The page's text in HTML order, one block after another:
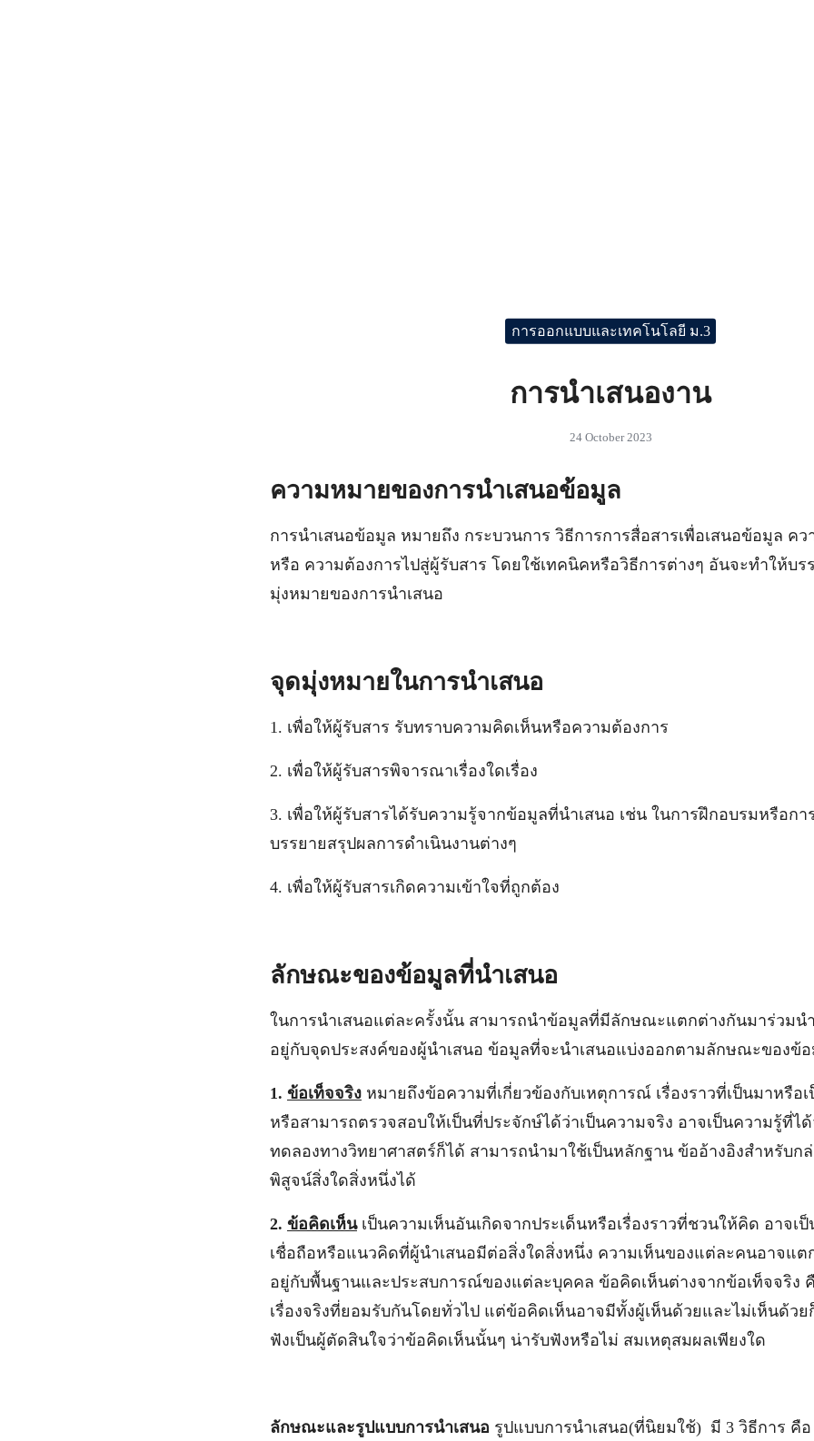
การออกแบบและเทคโนโลยี ม.3
การนำเสนองาน
24 October 2023
ความหมายของการนำเสนอข้อมูล
การนำเสนอข้อมูล หมายถึง กระบวนการ วิธีการการสื่อสารเพื่อเสนอข้อมูล ค
หรือ ความต้องการไปสู่ผู้รับสาร โดยใช้เทคนิคหรือวิธีการต่างๆ อันจะทำให้บร
มุ่งหมายของการนำเสนอ
จุดมุ่งหมายในการนำเสนอ
1. เพื่อให้ผู้รับสาร รับทราบความคิดเห็นหรือความต้องการ
2. เพื่อให้ผู้รับสารพิจารณาเรื่องใดเรื่อง
3. เพื่อให้ผู้รับสารได้รับความรู้จากข้อมูลที่นำเสนอ เช่น ในการฝึกอบรมหรือก
บรรยายสรุปผลการดำเนินงานต่างๆ
4. เพื่อให้ผู้รับสารเกิดความเข้าใจที่ถูกต้อง
ลักษณะของข้อมูลที่นำเสนอ
ในการนำเสนอแต่ละครั้งนั้น สามารถนำข้อมูลที่มีลักษณะแตกต่างกันมาร่วมน
อยู่กับจุดประสงค์ของผู้นำเสนอ ข้อมูลที่จะนำเสนอแบ่งออกตามลักษณะของข้
1. ข้อเท็จจริง หมายถึงข้อความที่เกี่ยวข้องกับเหตุการณ์ เรื่องราวที่เป็นมาหรือ
หรือสามารถตรวจสอบให้เป็นที่ประจักษ์ได้ว่าเป็นความจริง อาจเป็นความรู้ที่ไ
ทดลองทางวิทยาศาสตร์ก็ได้ สามารถนำมาใช้เป็นหลักฐาน ข้ออ้างอิงสำหรับก
พิสูจน์สิ่งใดสิ่งหนึ่งได้
2. ข้อคิดเห็นเป็นความเห็นอันเกิดจากประเด็นหรือเรื่องราวที่ชวนให้คิด อาจเ
เชื่อถือหรือแนวคิดที่ผู้นำเสนอมีต่อสิ่งใดสิ่งหนึ่ง ความเห็นของแต่ละคนอาจแ
อยู่กับพื้นฐานและประสบการณ์ของแต่ละบุคคล ข้อคิดเห็นต่างจากข้อเท็จจริง
เรื่องจริงที่ยอมรับกันโดยทั่วไป แต่ข้อคิดเห็นอาจมีทั้งผู้เห็นด้วยและไม่เห็นด้ว
ฟังเป็นผู้ตัดสินใจว่าข้อคิดเห็นนั้นๆ น่ารับฟังหรือไม่ สมเหตุสมผลเพียงใด
ลักษณะและรูปแบบการนำเสนอ รูปแบบการนำเสนอ(ที่นิยมใช้) มี 3 วิธีการ คือ